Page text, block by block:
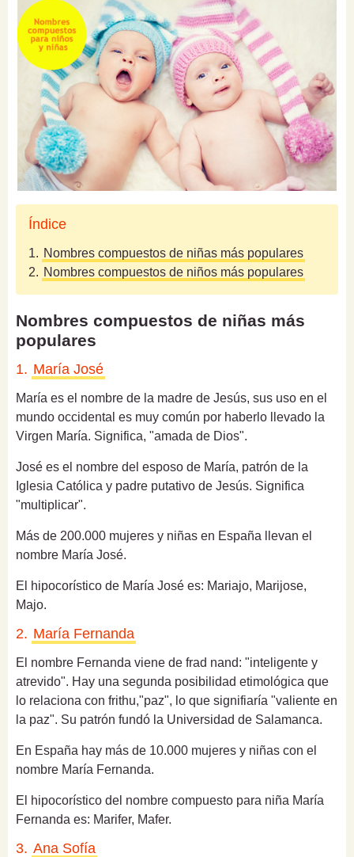
Índice
1. Nombres compuestos de niñas más populares
2. Nombres compuestos de niños más populares
Nombres compuestos de niñas más
populares
1. María José
María es el nombre de la madre de Jesús, sus uso en el
mundo occidental es muy común por haberlo llevado la
Virgen María. Significa, "amada de Dios".
José es el nombre del esposo de María, patrón de la
Iglesia Católica y padre putativo de Jesús. Significa
"multiplicar".
Más de 200.000 mujeres y niñas en España llevan el
nombre María José.
El hipocorístico de María José es: Mariajo, Marijose,
Majo.
2. María Fernanda
El nombre Fernanda viene de frad nand: "inteligente y
atrevido". Hay una segunda posibilidad etimológica que
lo relaciona con frithu,"paz", lo que signifiaría "valiente en
la paz". Su patrón fundó la Universidad de Salamanca.
En España hay más de 10.000 mujeres y niñas con el
nombre María Fernanda.
El hipocorístico del nombre compuesto para niña María
Fernanda es: Marifer, Mafer.
3. Ana Sofía